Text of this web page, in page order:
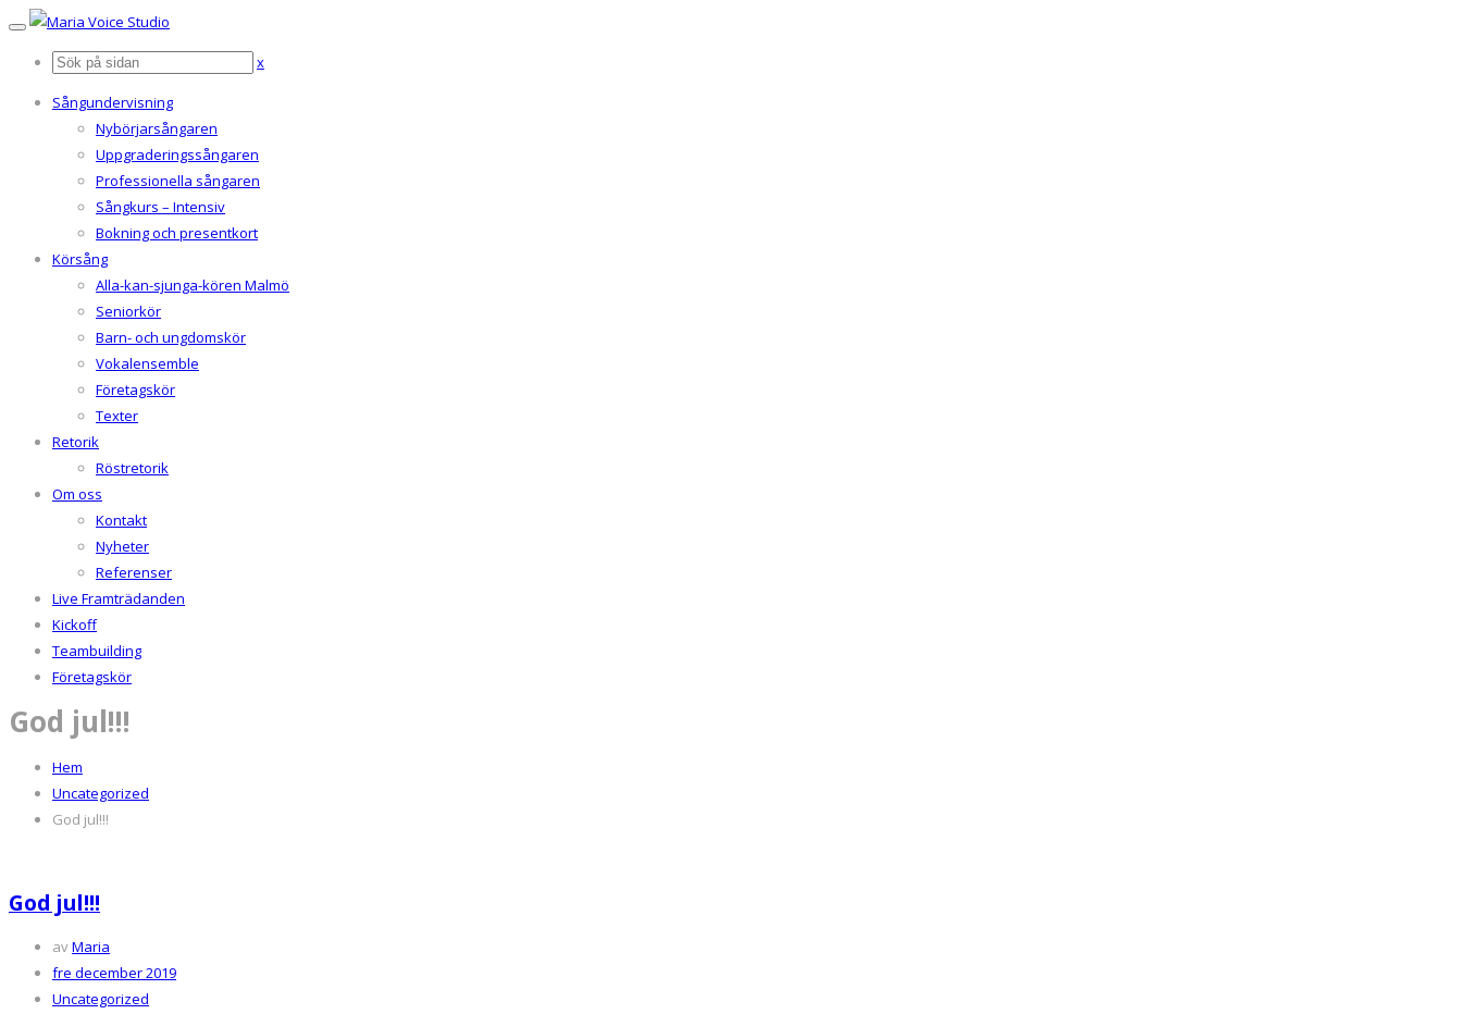
x
Sångundervisning
Nybörjarsångaren
Uppgraderingssångaren
Professionella sångaren
Sångkurs – Intensiv
Bokning och presentkort
Körsång
Alla-kan-sjunga-kören Malmö
Seniorkör
Barn- och ungdomskör
Vokalensemble
Företagskör
Texter
Retorik
Röstretorik
Om oss
Kontakt
Nyheter
Referenser
Live Framträdanden
Kickoff
Teambuilding
Företagskör
God jul!!!
Hem
Uncategorized
God jul!!!
God jul!!!
avMaria
fre december 2019
Uncategorized